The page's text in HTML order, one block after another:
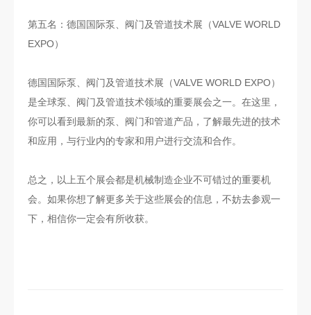
第五名：德国国际泵、阀门及管道技术展（VALVE WORLD
EXPO）
德国国际泵、阀门及管道技术展（VALVE WORLD EXPO）
是全球泵、阀门及管道技术领域的重要展会之一。在这里，
你可以看到最新的泵、阀门和管道产品，了解最先进的技术
和应用，与行业内的专家和用户进行交流和合作。
总之，以上五个展会都是机械制造企业不可错过的重要机
会。如果你想了解更多关于这些展会的信息，不妨去参观一
下，相信你一定会有所收获。